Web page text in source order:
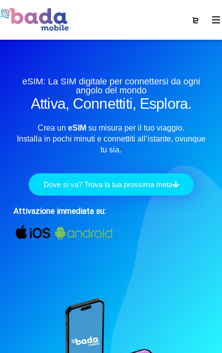
eSIM: La SIM digitale per connettersi da ogni
angolo del mondo
Attiva, Connettiti, Esplora.
Crea un eSIM su misura per il tuo viaggio.
Installa in pochi minuti e connettiti all’istante, ovunque
tu sia.
Dove si va? Trova la tua prossima meta